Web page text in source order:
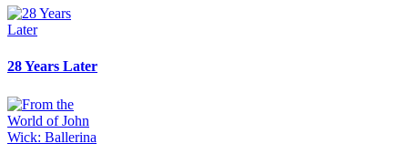
28 Years Later